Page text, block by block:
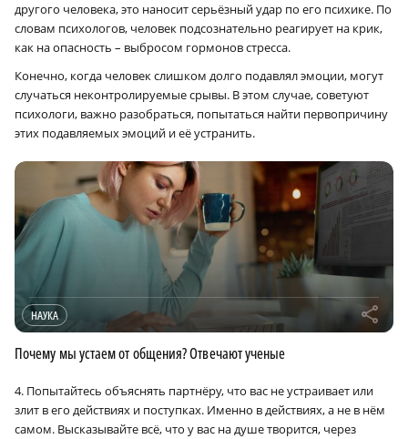
другого человека, это наносит серьёзный удар по его психике. По
словам психологов, человек подсознательно реагирует на крик,
как на опасность – выбросом гормонов стресса.
Конечно, когда человек слишком долго подавлял эмоции, могут
случаться неконтролируемые срывы. В этом случае, советуют
психологи, важно разобраться, попытаться найти первопричину
этих подавляемых эмоций и её устранить.
НАУКА r
Почему мы устаем от общения? Отвечают ученые
4. Попытайтесь объяснять партнёру, что вас не устраивает или
злит в его действиях и поступках. Именно в действиях, а не в нём
самом. Высказывайте всё, что у вас на душе творится, через